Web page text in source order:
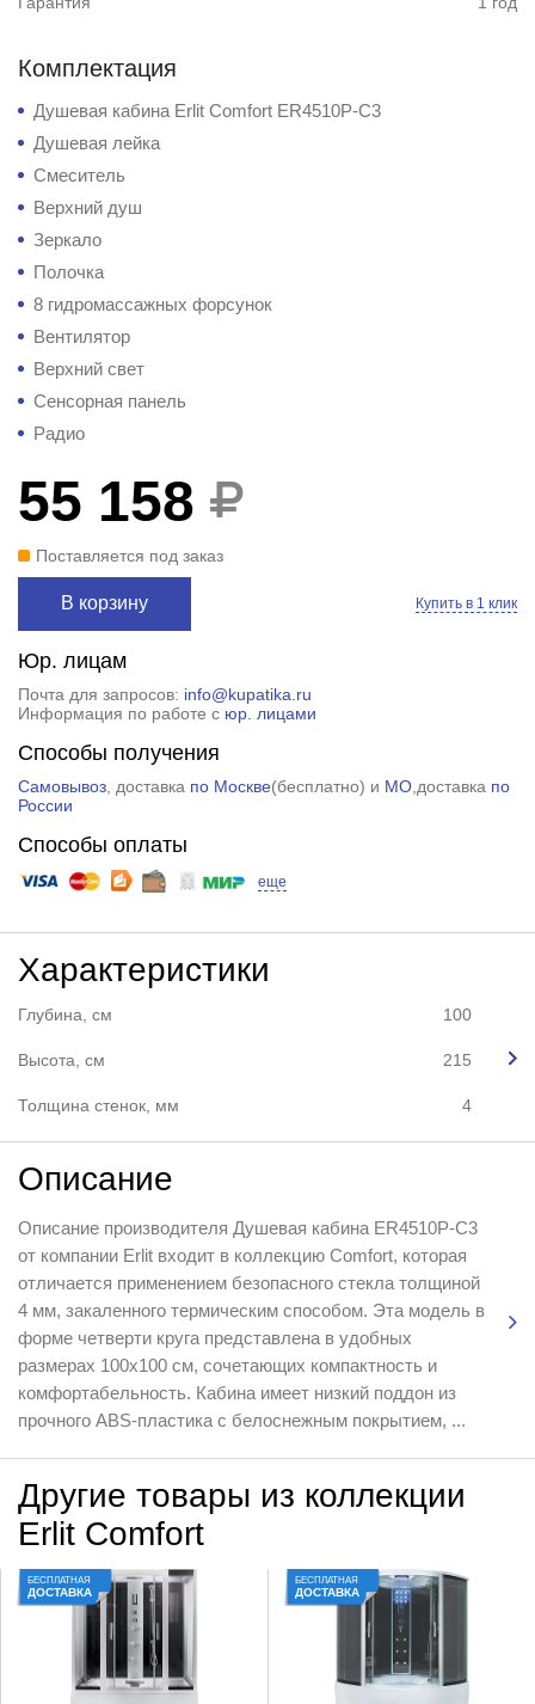
Комплектация
Душевая кабина Erlit Comfort ER4510P-C3
Душевая лейка
Смеситель
Верхний душ
Зеркало
Полочка
8 гидромассажных форсунок
Вентилятор
Верхний свет
Сенсорная панель
Радио
55 158
Поставляется под заказ
В корзину Купить в 1 клик
Юр. лицам
Почта для запросов: info@kupatika.ru
Информация по работе с юр. лицами
Способы получения
Самовывоз, доставка по Москве(бесплатно) и МО,доставка по
России
Способы оплаты
еще
Характеристики
Глубина, см 100
Высота, см 215
Толщина стенок, мм 4
Описание
Описание производителя Душевая кабина ER4510P-С3
от компании Erlit входит в коллекцию Comfort, которая
отличается применением безопасного стекла толщиной
4 мм, закаленного термическим способом. Эта модель в
форме четверти круга представлена в удобных
размерах 100x100 см, сочетающих компактность и
комфортабельность. Кабина имеет низкий поддон из
прочного ABS-пластика с белоснежным покрытием, ...
Другие товары из коллекции
Erlit Comfort
БЕСПЛАТНАЯ
ДОСТАВКА
БЕСПЛАТНАЯ
ДОСТАВКА